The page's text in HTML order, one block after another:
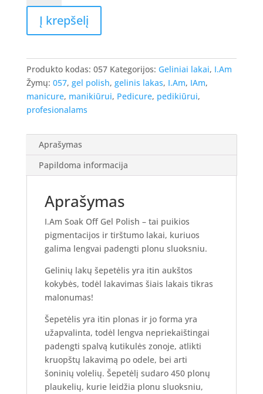
I.Am
Polish
gelinis
lakas
#057
-
Slinky
7ml.
Į krepšelį
Produkto kodas: 057 Kategorijos: Geliniai lakai, I.Am
Žymų: 057, gel polish, gelinis lakas, I.Am, IAm,
manicure, manikiūrui, Pedicure, pedikiūrui,
profesionalams
Aprašymas
Papildoma informacija
Aprašymas
I.Am Soak Off Gel Polish – tai puikios
pigmentacijos ir tirštumo lakai, kuriuos
galima lengvai padengti plonu sluoksniu.
Gelinių lakų šepetėlis yra itin aukštos
kokybės, todėl lakavimas šiais lakais tikras
malonumas!
Šepetėlis yra itin plonas ir jo forma yra
užapvalinta, todėl lengva nepriekaištingai
padengti spalvą kutikulės zonoje, atlikti
kruopštų lakavimą po odele, bei arti
šoninių volelių. Šepetėlį sudaro 450 plonų
plaukelių, kurie leidžia plonu sluoksniu,